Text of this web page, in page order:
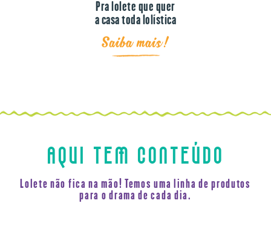
Pra lolete que quer
a casa toda lolística
Saiba mais!
AQUI TEM CONTEÚDO
Lolete não fica na mão! Temos uma linha de produtos
para o drama de cada dia.